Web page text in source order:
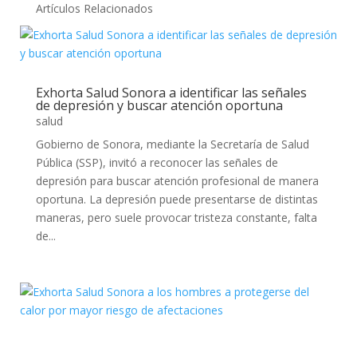
Artículos Relacionados
Exhorta Salud Sonora a identificar las señales
de depresión y buscar atención oportuna
salud
Gobierno de Sonora, mediante la Secretaría de Salud
Pública (SSP), invitó a reconocer las señales de
depresión para buscar atención profesional de manera
oportuna. La depresión puede presentarse de distintas
maneras, pero suele provocar tristeza constante, falta
de...